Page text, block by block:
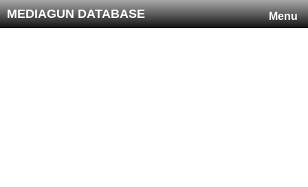
Menu
MEDIAGUN DATABASE